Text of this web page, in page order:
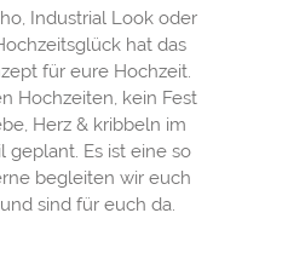
Industrial Look oder
hat das
für eure Hochzeit.
Hochzeiten, kein Fest
Herz & kribbeln im
geplant. Es ist eine so
begleiten wir euch
sind für euch da.